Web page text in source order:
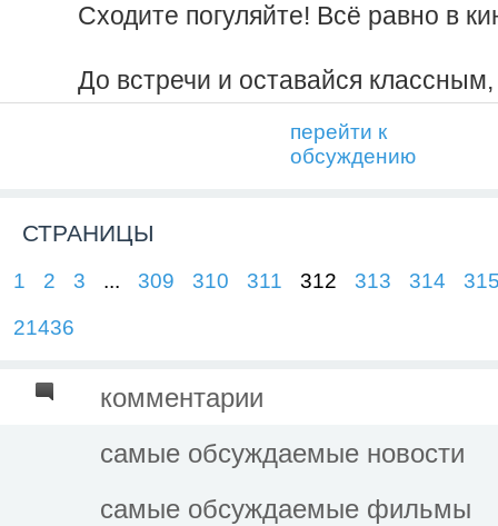
Сходите погуляйте! Всё равно в
До встречи и оставайся
перейти к
обсуждению
СТРАНИЦЫ
1 2 3 ... 309 310 311 312 313 314
21436
комментарии
самые обсуждаемые новости
самые обсуждаемые фильмы